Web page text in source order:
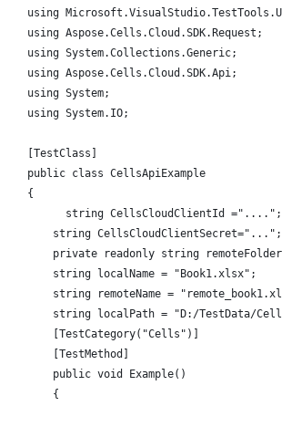
using
    using Aspose.Cells.Cloud.SDK.Request;
    using System.Collections.Generic;
    using Aspose.Cells.Cloud.SDK.Api;
    using System;
    using System.IO;
    [TestClass]
    public class CellsApiExample
    {
string CellsCloudClientId
string
private readonly string
        string localName = "Book1.xlsx";
string remoteName =
string localPath = "D:/TestData/
        [TestCategory("Cells")]
        [TestMethod]
        public void Example()
        {